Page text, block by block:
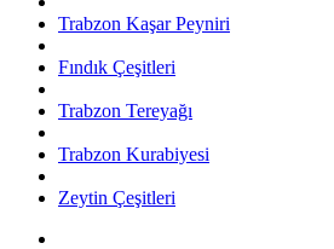
Trabzon Kaşar Peyniri
Fındık Çeşitleri
Trabzon Tereyağı
Trabzon Kurabiyesi
Zeytin Çeşitleri